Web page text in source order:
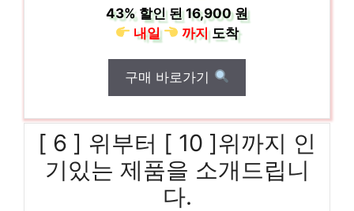
43% 할인 된16,900 원
내일
까지도착
구매 바로가기
[ 6 ] 위부터 [ 10 ]위까지 인
기있는 제품을 소개드립니
다.